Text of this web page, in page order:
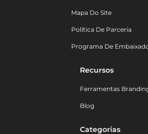
Mapa Do Site
Política De Parceria
Programa De
Recursos
Ferramentas
Blog
Categorias